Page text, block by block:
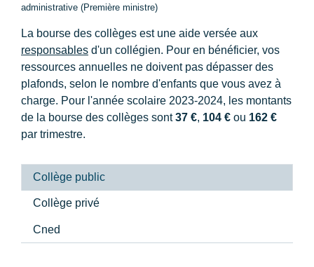
administrative (Première ministre)
La bourse des collèges est une aide versée aux
responsables d'un collégien. Pour en bénéficier, vos
ressources annuelles ne doivent pas dépasser des
plafonds, selon le nombre d'enfants que vous avez à
charge. Pour l'année scolaire 2023-2024, les montants
de la bourse des collèges sont37 €, 104 € ou 162 €
par trimestre.
Collège public
Collège privé
Cned